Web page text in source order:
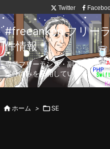
Twitter
#freeanken フリー
件情報
専業フリーランス・副業向け案
案件のみを公開しています。
ホーム > SE